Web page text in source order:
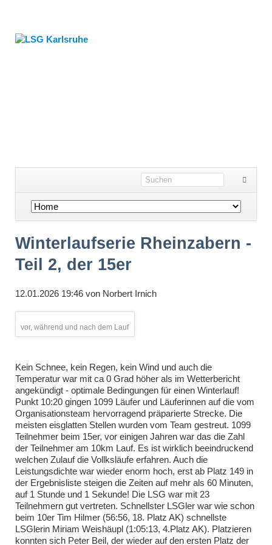
Navigation
Winterlaufserie Rheinzabern -
Teil 2, der 15er
12.01.2026 19:46von Norbert Irnich
vor, während und nach dem Lauf
Kein Schnee, kein Regen, kein Wind und auch die
Temperatur war mit ca 0 Grad höher als im Wetterbericht
angekündigt - optimale Bedingungen für einen Winterlauf!
Punkt 10:20 gingen 1099 Läufer und Läuferinnen auf die vom
Organisationsteam hervorragend präparierte Strecke. Die
meisten eisglatten Stellen wurden vom Team gestreut. 1099
Teilnehmer beim 15er, vor einigen Jahren war das die Zahl
der Teilnehmer am 10km Lauf. Es ist wirklich beeindruckend
welchen Zulauf die Vollksläufe erfahren. Auch die
Leistungsdichte war wieder enorm hoch, erst ab Platz 149 in
der Ergebnisliste steigen die Zeiten auf mehr als 60 Minuten,
auf 1 Stunde und 1 Sekunde! Die LSG war mit 23
Teilnehmern gut vertreten. Schnellster LSGler war wie schon
beim 10er Tim Hilmer (56:56, 18. Platz AK) schnellste
LSGlerin Miriam Weishäupl (1:05:13, 4.Platz AK). Platzieren
konnten sich Peter Beil, der wieder auf den ersten Platz der